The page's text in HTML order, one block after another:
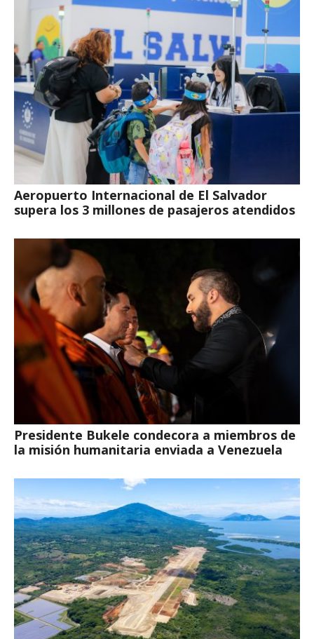
Aeropuerto Internacional de El Salvador
supera los 3 millones de pasajeros atendidos
Presidente Bukele condecora a miembros de
la misión humanitaria enviada a Venezuela